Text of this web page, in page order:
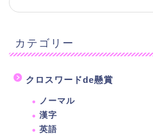
カテゴリー
クロスワードde懸賞
ノーマル
漢字
英語